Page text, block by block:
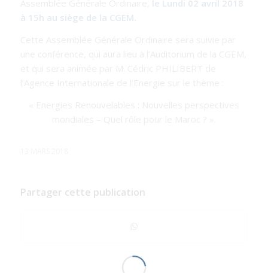
le Lundi 02 avril 2018
à 15h au siège de la CGEM.
Partager cette publication